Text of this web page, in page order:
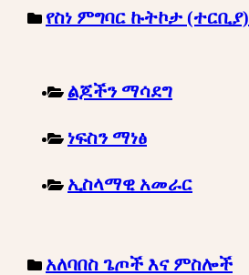
የስነ ምግባር ኩትኮታ (ተርቢያ)
ልጆችን ማሳደግ
ነፍስን ማነፅ
ኢስላማዊ አመራር
አለባበስ ጌጦች እና ምስሎች